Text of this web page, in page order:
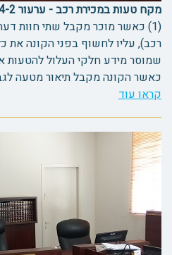
מקח טעות במכירת רכב - ערעור 84034-2
(1) כאשר מוכר מקבל שתי חוות
כאשר הקונה מקבל תיאור מטעה
קראו עוד